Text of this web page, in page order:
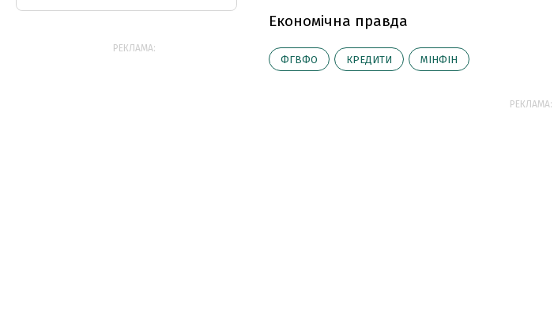
Економічна правда
ФГВФО КРЕДИТИ МІНФІН
РЕКЛАМА:
РЕКЛАМА: